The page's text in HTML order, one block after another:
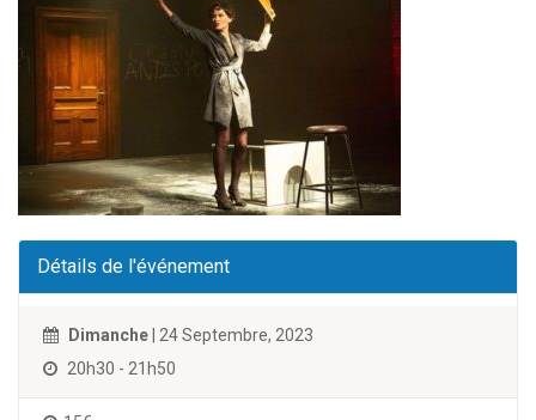
Détails de l'événement
Dimanche | 24 Septembre, 2023
20h30 - 21h50